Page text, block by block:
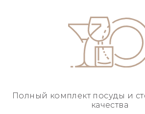
Полный комплект посуды и
качества